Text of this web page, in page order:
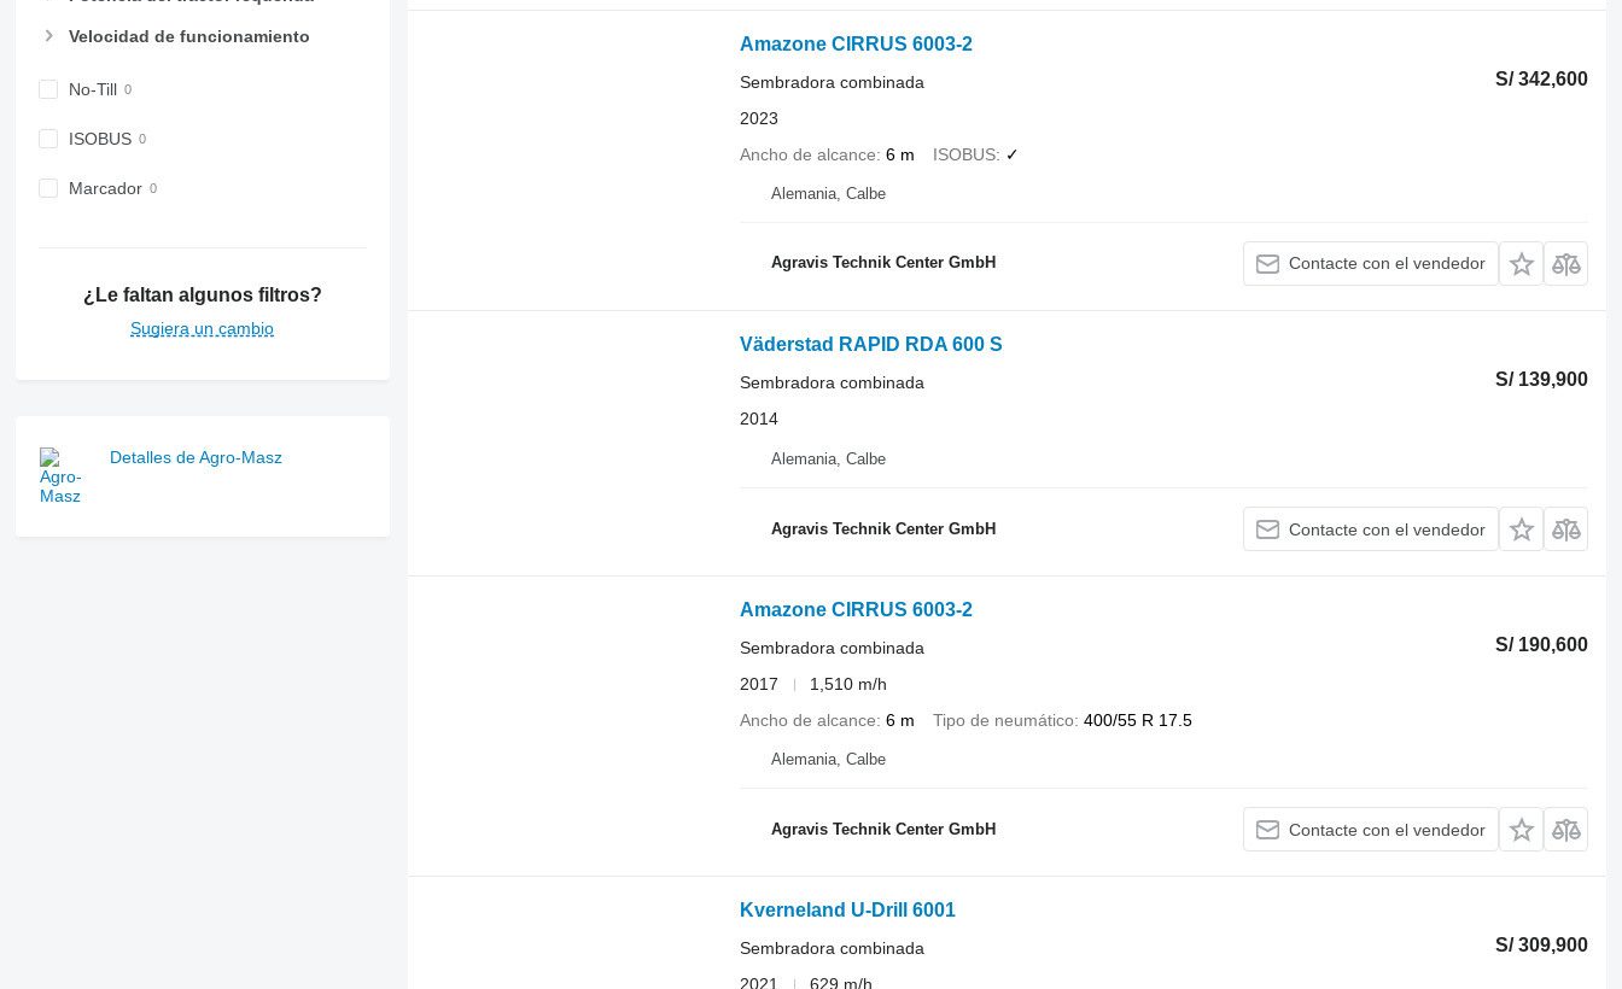
Velocidad de funcionamiento
No-Till
ISOBUS
Marcador
¿Le faltan algunos filtros?
Sugiera un cambio
Detalles de Agro-Masz
Amazone CIRRUS 6003-2
S/ 342,600
Sembradora combinada
2023
Ancho de alcance 6 m ISOBUS ✓
Alemania, Calbe
Agravis Technik Center GmbH Contacte con el vendedor
Väderstad RAPID RDA 600 S
S/ 139,900
Sembradora combinada
2014
Alemania, Calbe
Agravis Technik Center GmbH Contacte con el vendedor
Amazone CIRRUS 6003-2
S/ 190,600
Sembradora combinada
2017
1,510 m/h
Ancho de alcance 6 m Tipo de neumático 400/55 R 17.5
Alemania, Calbe
Agravis Technik Center GmbH Contacte con el vendedor
Kverneland U-Drill 6001
S/ 309,900
Sembradora combinada
2021
629 m/h